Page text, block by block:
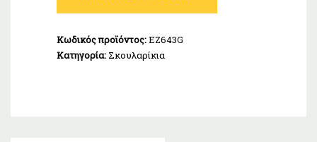
925
Κωδικός προϊόντος:EZ643G
Κατηγορία: Σκουλαρίκια